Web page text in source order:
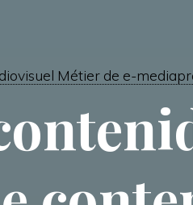
Métier de e-